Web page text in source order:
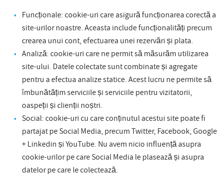
Funcționale: cookie-uri care asigură funcționarea corectă a
site-urilor noastre. Aceasta include funcționalități precum
crearea unui cont, efectuarea unei rezervări și plata.
Analiză: cookie-uri care ne permit să măsurăm utilizarea
site-ului. Datele colectate sunt combinate și agregate
pentru a efectua analize statice. Acest lucru ne permite să
îmbunătățim serviciile și serviciile pentru vizitatorii,
oaspeții și clienții noștri.
Social: cookie-uri cu care conținutul acestui site poate fi
partajat pe Social Media, precum Twitter, Facebook, Google
+ Linkedin și YouTube. Nu avem nicio influență asupra
cookie-urilor pe care Social Media le plasează și asupra
datelor pe care le colectează.